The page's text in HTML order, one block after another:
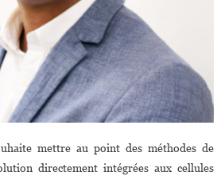
mettre au point des méthodes de
directement intégrées aux cellules